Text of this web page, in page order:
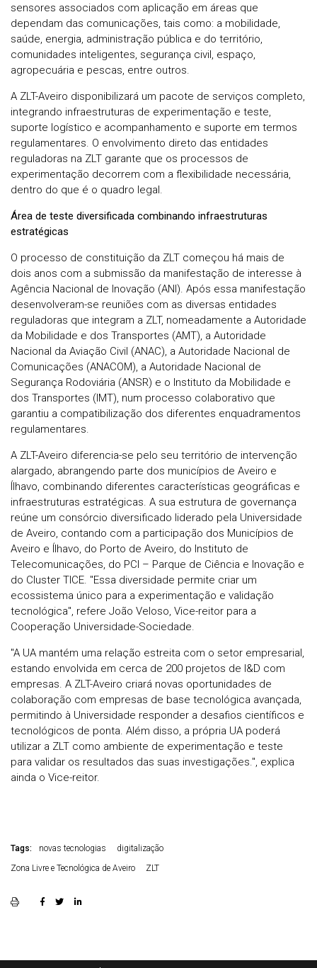
sensores associados com aplicação em áreas que
dependam das comunicações, tais como: a mobilidade,
saúde, energia, administração pública e do território,
comunidades inteligentes, segurança civil, espaço,
agropecuária e pescas, entre outros.
A ZLT-Aveiro disponibilizará um pacote de serviços completo,
integrando infraestruturas de experimentação e teste,
suporte logístico e acompanhamento e suporte em termos
regulamentares. O envolvimento direto das entidades
reguladoras na ZLT garante que os processos de
experimentação decorrem com a flexibilidade necessária,
dentro do que é o quadro legal.
Área de teste diversificada combinando infraestruturas
estratégicas
O processo de constituição da ZLT começou há mais de
dois anos com a submissão da manifestação de interesse à
Agência Nacional de Inovação (ANI). Após essa manifestação
desenvolveram-se reuniões com as diversas entidades
reguladoras que integram a ZLT, nomeadamente a Autoridade
da Mobilidade e dos Transportes (AMT), a Autoridade
Nacional da Aviação Civil (ANAC), a Autoridade Nacional de
Comunicações (ANACOM), a Autoridade Nacional de
Segurança Rodoviária (ANSR) e o Instituto da Mobilidade e
dos Transportes (IMT), num processo colaborativo que
garantiu a compatibilização dos diferentes enquadramentos
regulamentares.
A ZLT-Aveiro diferencia-se pelo seu território de intervenção
alargado, abrangendo parte dos municípios de Aveiro e
Ílhavo, combinando diferentes características geográficas e
infraestruturas estratégicas. A sua estrutura de governança
reúne um consórcio diversificado liderado pela Universidade
de Aveiro, contando com a participação dos Municípios de
Aveiro e Ílhavo, do Porto de Aveiro, do Instituto de
Telecomunicações, do PCI – Parque de Ciência e Inovação e
do Cluster TICE. "Essa diversidade permite criar um
ecossistema único para a experimentação e validação
tecnológica", refere João Veloso, Vice-reitor para a
Cooperação Universidade-Sociedade.
"A UA mantém uma relação estreita com o setor empresarial,
estando envolvida em cerca de 200 projetos de I&D com
empresas. A ZLT-Aveiro criará novas oportunidades de
colaboração com empresas de base tecnológica avançada,
permitindo à Universidade responder a desafios científicos e
tecnológicos de ponta. Além disso, a própria UA poderá
utilizar a ZLT como ambiente de experimentação e teste
para validar os resultados das suas investigações.", explica
ainda o Vice-reitor.
Tags: novas tecnologias
digitalização
Zona Livre e Tecnológica de Aveiro
ZLT